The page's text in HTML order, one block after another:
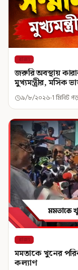
রাজ্য
জরুরি অবস্থায়
মুখ্যমন্ত্রীর, মসিক
৯/৮/২০২৬ 1 মিনিট
রাজ্য
মমতাকে খুনের
কল্যাণ